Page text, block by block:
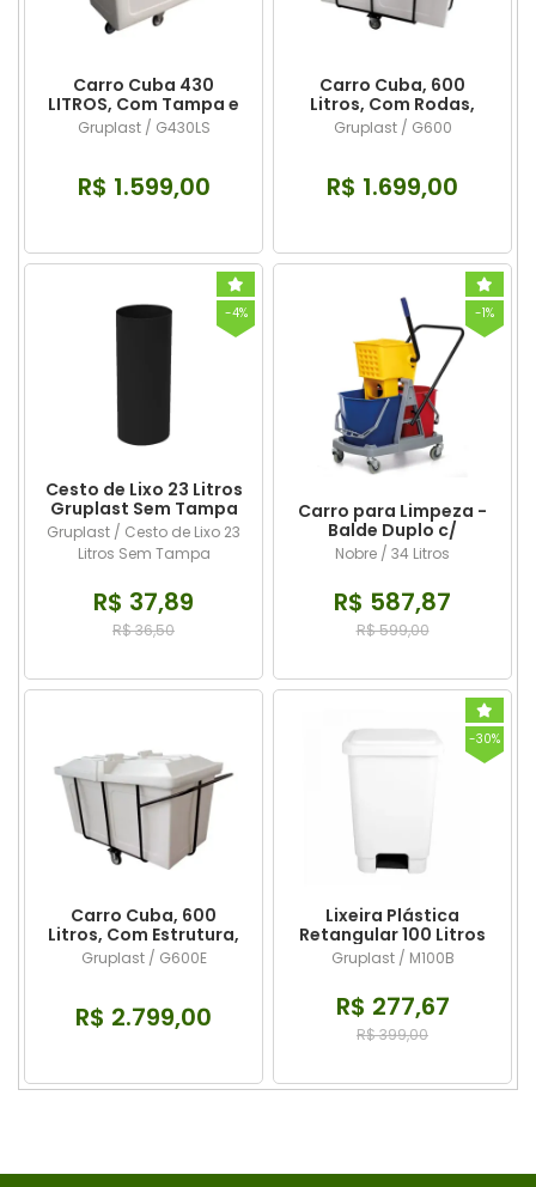
Carro Cuba 430
LITROS, Com Tampa e
Suporte
Gruplast / G430LS
R$ 1.599,00
Carro Cuba, 600
Litros, Com Rodas,
Sem Tampa
Gruplast / G600
R$ 1.699,00
-4%
Cesto de Lixo 23 Litros
Gruplast Sem Tampa
Preta
Gruplast / Cesto de Lixo 23
Litros Sem Tampa
R$ 37,89
R$ 36,50
-1%
Carro para Limpeza -
Balde Duplo c/
Espremedor - 34 litros
- Nobre
Nobre / 34 Litros
R$ 587,87
R$ 599,00
Carro Cuba, 600
Litros, Com Estrutura,
Completo
Gruplast / G600E
R$ 2.799,00
-30%
Lixeira Plástica
Retangular 100 Litros
Com Pedal Branca
Gruplast / M100B
R$ 277,67
R$ 399,00